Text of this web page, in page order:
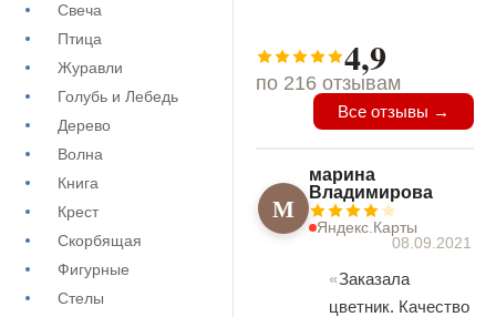
Свеча
Птица
Журавли
Голубь и Лебедь
Дерево
Волна
Книга
Крест
Скорбящая
Фигурные
Стелы
4,9
по 216 отзывам
Все отзывы →
М
марина
Владимирова
Яндекс.Карты
08.09.2021
Заказала
цветник. Качество